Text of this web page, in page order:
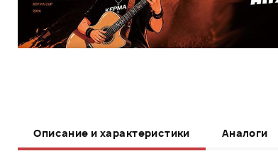
Описание и характеристики Аналоги